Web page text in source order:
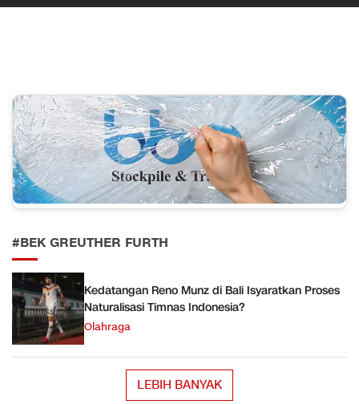
#BEK GREUTHER FURTH
Kedatangan Reno Munz di Bali Isyaratkan Proses
Naturalisasi Timnas Indonesia?
Olahraga
LEBIH BANYAK